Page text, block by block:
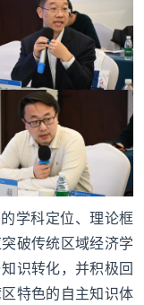
学科定位、理论框
破传统区域经济学
识转化，并积极回
特色的自主知识体